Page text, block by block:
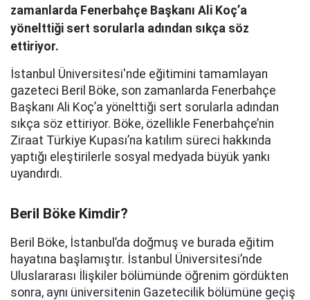
zamanlarda Fenerbahçe Başkanı Ali Koç’a
yönelttiği sert sorularla adından sıkça söz
ettiriyor.
İstanbul Üniversitesi'nde eğitimini tamamlayan
gazeteci Beril Böke, son zamanlarda Fenerbahçe
Başkanı Ali Koç’a yönelttiği sert sorularla adından
sıkça söz ettiriyor. Böke, özellikle Fenerbahçe’nin
Ziraat Türkiye Kupası’na katılım süreci hakkında
yaptığı eleştirilerle sosyal medyada büyük yankı
uyandırdı.
Beril Böke Kimdir?
Beril Böke, İstanbul’da doğmuş ve burada eğitim
hayatına başlamıştır. İstanbul Üniversitesi’nde
Uluslararası İlişkiler bölümünde öğrenim gördükten
sonra, aynı üniversitenin Gazetecilik bölümüne geçiş